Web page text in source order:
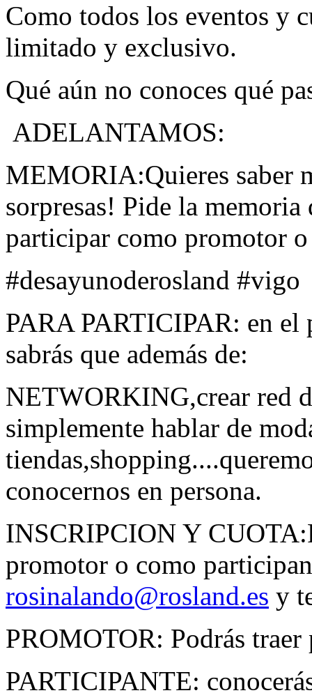
Como todos los eventos y
limitado y exclusivo.
Qué aún no conoces qué
ADELANTAMOS:
MEMORIA:Quieres saber
sorpresas! Pide la memoria
participar como promotor
‪#‎desayunoderosland‬ ‪#‎vigo‬
PARA PARTICIPAR: en el
sabrás que además de:
NETWORKING,crear red
simplemente hablar de
conocernos en persona.
INSCRIPCION Y
promotor o como
rosinalando@rosland.es y
PROMOTOR: Podrás
PARTICIPANTE: